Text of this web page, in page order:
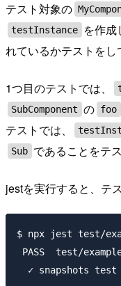
テスト対象の
testInstance
を作成
れているかテストをし
1つ目のテストでは、
SubComponent の foo
テストでは、
Sub であることをテ
jestを実行すると、テ
$ npx jest test/
PASS  test/
✓ snapshots test